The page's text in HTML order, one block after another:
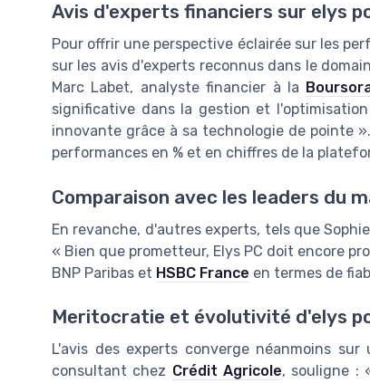
Avis d'experts financiers sur elys
Pour offrir une perspective éclairée sur les
sur les avis d'experts reconnus dans le
Marc Labet, analyste financier à la
significative dans la gestion et
innovante grâce à sa technologie de pointe
performances en % et en chiffres de la
Comparaison avec les leaders du
En revanche, d'autres experts, tels que
« Bien que prometteur, Elys PC doit encore
BNP Paribas et HSBC France en termes de
Meritocratie et évolutivité d'elys
L'avis des experts converge néanmoins
consultant chez Crédit Agricole, souligne :